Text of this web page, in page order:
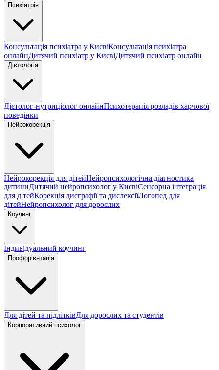
Психіатрія
Консультація психіатра у КиєвіКонсультація психіатра
онлайнДитячий психіатр у КиєвіДитячий психіатр онлайн
Дієтологія
Дієтолог-нутриціолог онлайнПсихотерапія розладів харчової
поведінки
Нейрокорекція
Нейрокорекція для дітейНейропсихологічна діагностика
дитиниДитячий нейропсихолог у КиєвіСенсорна інтеграція
для дітейКорекція дисграфії та дислексіїЛогопед для
дітейНейропсихолог для дорослих
Коучинг
Індивідуальний коучинг
Профорієнтація
Для дітей та підлітківДля дорослих та студентів
Корпоративний психолог